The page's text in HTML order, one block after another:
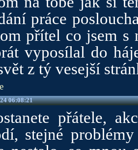
práce
přítel co jsem s
vyposílal do
z tý vesejší
06:08:21
přátele,
stejné